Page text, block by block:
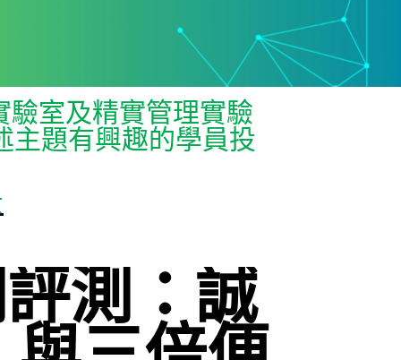
驗室及精實管理實驗
主題有興趣的學員投
測：誠